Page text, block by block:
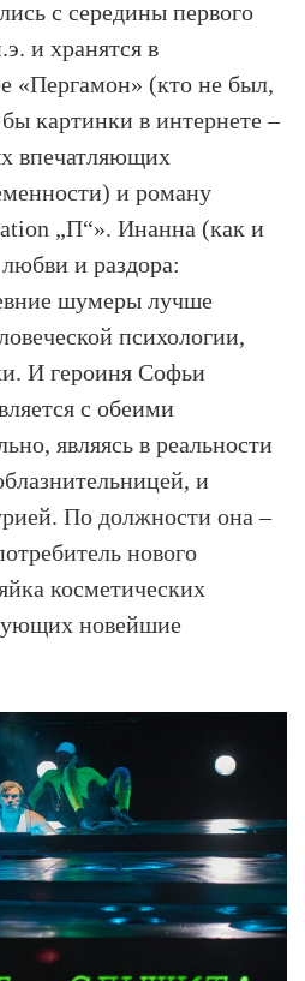
с середины первого
и хранятся в
«Пергамон» (кто не был,
картинки в интернете –
впечатляющих
и роману
„П“». Инанна (как и
и раздора:
шумеры лучше
психологии,
И героиня Софьи
с обеими
являясь в реальности
и
По должности она –
нового
косметических
новейшие